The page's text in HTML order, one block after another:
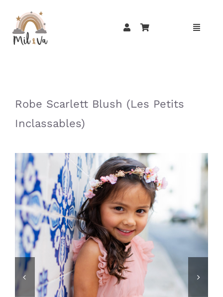
contenu
Robe Scarlett Blush (Les Petits
Inclassables)